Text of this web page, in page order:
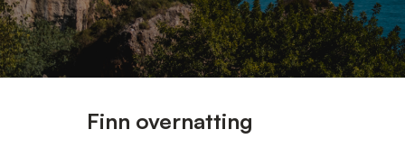
Finn overnatting